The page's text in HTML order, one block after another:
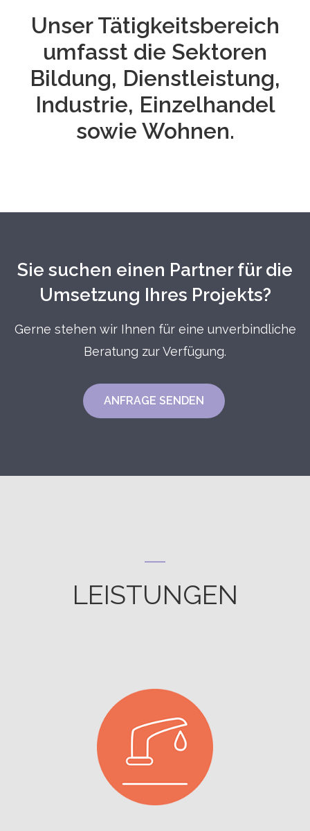
Unser Tätigkeitsbereich
umfasst die Sektoren
Bildung, Dienstleistung,
Industrie, Einzelhandel
sowie Wohnen.
Sie suchen einen Partner für die
Umsetzung Ihres Projekts?
Gerne stehen wir Ihnen für eine unverbindliche
Beratung zur Verfügung.
ANFRAGE SENDEN
LEISTUNGEN